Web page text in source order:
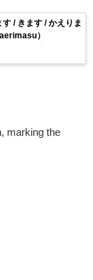
/ きます / かえりま
）
marking the